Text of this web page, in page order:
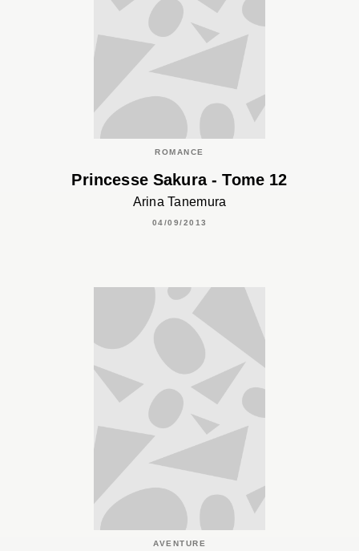
ROMANCE
Princesse Sakura - Tome 12
Arina Tanemura
04/09/2013
AVENTURE